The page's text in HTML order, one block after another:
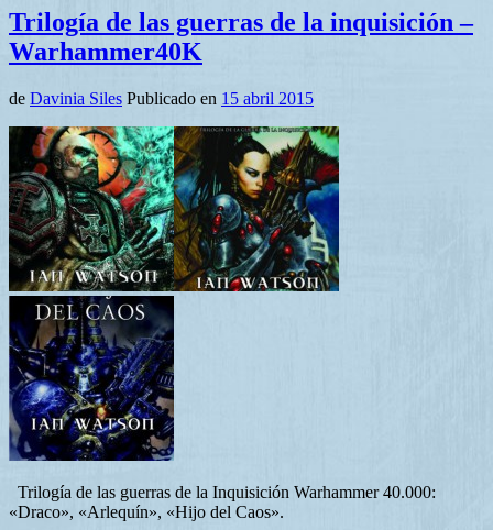
Trilogía de las guerras de la inquisición –
Warhammer40K
de Davinia Siles Publicado en 15 abril 2015
Trilogía de las guerras de la Inquisición Warhammer 40.000:
«Draco», «Arlequín», «Hijo del Caos».